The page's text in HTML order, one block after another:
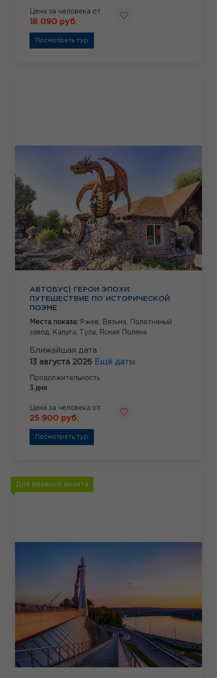
Цена за человека от
18 090 руб.
Посмотреть тур
АВТОБУС| ГЕРОИ ЭПОХИ:
ПУТЕШЕСТВИЕ ПО ИСТОРИЧЕСКОЙ
ПОЭМЕ
Места показа: Ржев, Вязьма,
Полотняный
завод,
Калуга, Тула, Ясная Поляна
Ближайшая дата
13 августа 2026 Ещё даты
Продолжительность
3 дня
Цена за человека от
25 900 руб.
Посмотреть тур
Для первого визита